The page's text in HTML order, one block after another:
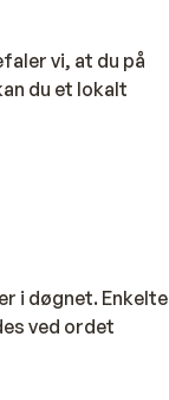
vi, at du på
du et lokalt
i døgnet. Enkelte
ved ordet